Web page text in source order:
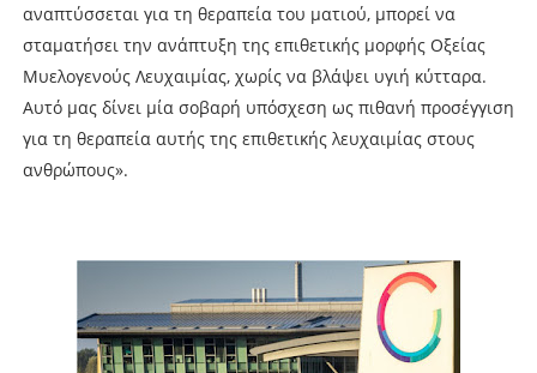
αναπτύσσεται για τη θεραπεία του ματιού, μπορεί να
σταματήσει την ανάπτυξη της επιθετικής μορφής Οξείας
Μυελογενούς Λευχαιμίας, χωρίς να βλάψει υγιή κύτταρα.
Αυτό μας δίνει μία σοβαρή υπόσχεση ως πιθανή προσέγγιση
για τη θεραπεία αυτής της επιθετικής λευχαιμίας στους
ανθρώπους».